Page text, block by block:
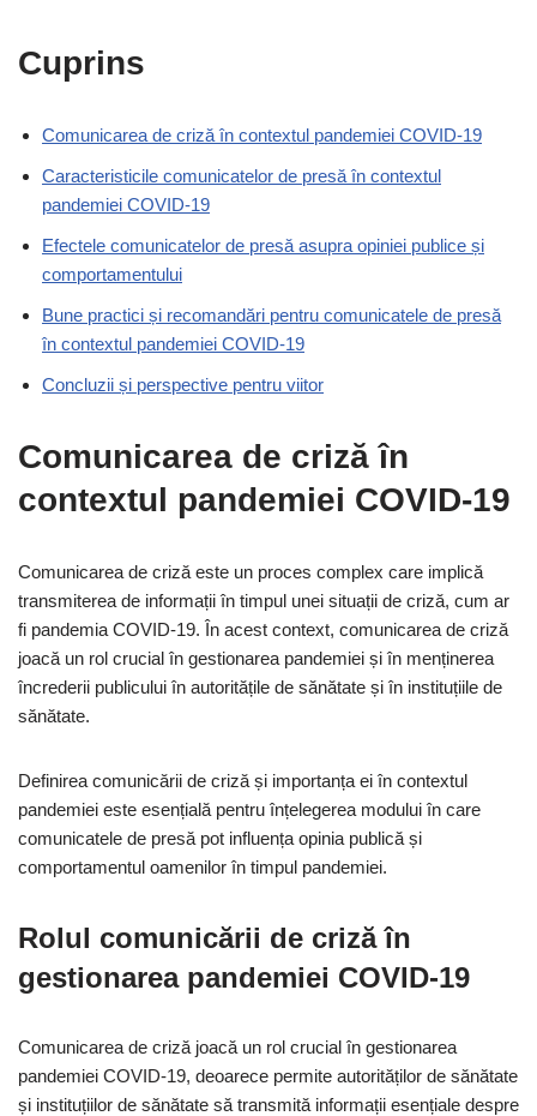
Cuprins
Comunicarea de criză în contextul pandemiei COVID-19
Caracteristicile comunicatelor de presă în contextul
pandemiei COVID-19
Efectele comunicatelor de presă asupra opiniei publice și
comportamentului
Bune practici și recomandări pentru comunicatele de presă
în contextul pandemiei COVID-19
Concluzii și perspective pentru viitor
Comunicarea de criză în
contextul pandemiei COVID-19
Comunicarea de criză este un proces complex care implică
transmiterea de informații în timpul unei situații de criză, cum ar
fi pandemia COVID-19. În acest context, comunicarea de criză
joacă un rol crucial în gestionarea pandemiei și în menținerea
încrederii publicului în autoritățile de sănătate și în instituțiile de
sănătate.
Definirea comunicării de criză și importanța ei în contextul
pandemiei este esențială pentru înțelegerea modului în care
comunicatele de presă pot influența opinia publică și
comportamentul oamenilor în timpul pandemiei.
Rolul comunicării de criză în
gestionarea pandemiei COVID-19
Comunicarea de criză joacă un rol crucial în gestionarea
pandemiei COVID-19, deoarece permite autorităților de sănătate
și instituțiilor de sănătate să transmită informații esențiale despre